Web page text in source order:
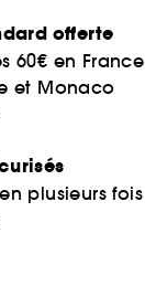
offerte
60€ en France
et Monaco
plusieurs fois